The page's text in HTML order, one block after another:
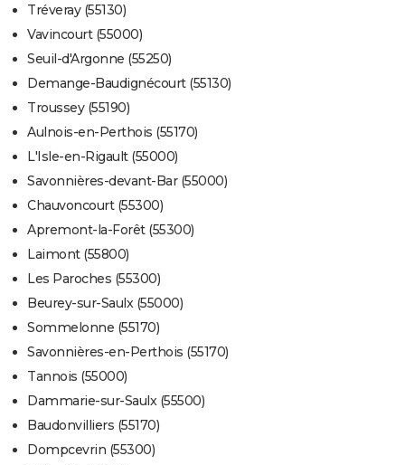
Tréveray (55130)
Vavincourt (55000)
Seuil-d'Argonne (55250)
Demange-Baudignécourt (55130)
Troussey (55190)
Aulnois-en-Perthois (55170)
L'Isle-en-Rigault (55000)
Savonnières-devant-Bar (55000)
Chauvoncourt (55300)
Apremont-la-Forêt (55300)
Laimont (55800)
Les Paroches (55300)
Beurey-sur-Saulx (55000)
Sommelonne (55170)
Savonnières-en-Perthois (55170)
Tannois (55000)
Dammarie-sur-Saulx (55500)
Baudonvilliers (55170)
Dompcevrin (55300)